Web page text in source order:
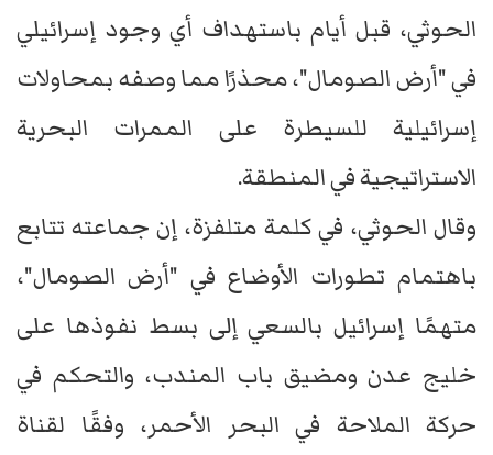
الحوثي، قبل أيام باستهداف أي وجود إسرائيلي
في "أرض الصومال"، محذرًا مما وصفه بمحاولات
إسرائيلية للسيطرة على الممرات البحرية
الاستراتيجية في المنطقة.
وقال الحوثي، في كلمة متلفزة، إن جماعته تتابع
باهتمام تطورات الأوضاع في "أرض الصومال"،
متهمًا إسرائيل بالسعي إلى بسط نفوذها على
خليج عدن ومضيق باب المندب، والتحكم في
حركة الملاحة في البحر الأحمر، وفقًا لقناة